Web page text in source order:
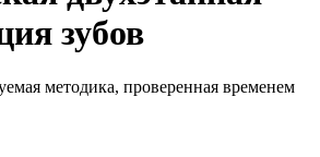
зубов
методика, проверенная временем